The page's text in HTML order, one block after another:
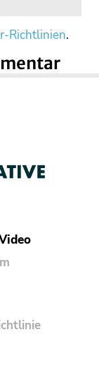
Richtlinien.